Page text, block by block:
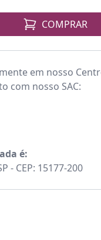
COMPRAR
em nosso
com nosso SAC:
é:
- CEP: 15177-200